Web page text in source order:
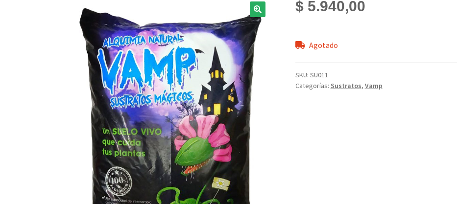
$5.940,00
Agotado
SKU: SU011
Categorías: Sustratos, Vamp